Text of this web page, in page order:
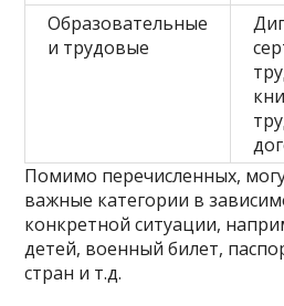
Образовательные
и трудовые
Помимо перечисленных,
важные категории в
конкретной ситуации,
детей, военный билет,
стран и т.д.